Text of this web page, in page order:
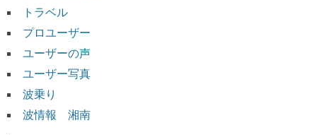
トラベル
プロユーザー
ユーザーの声
ユーザー写真
波乗り
波情報 湘南